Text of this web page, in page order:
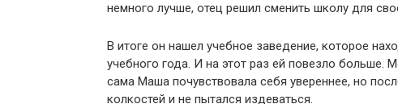
немного лучше, отец решил сменить школу для
В итоге он нашел учебное заведение, которое
учебного года. И на этот раз ей повезло больше.
сама Маша почувствовала себя увереннее, но
колкостей и не пытался издеваться.